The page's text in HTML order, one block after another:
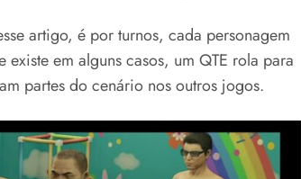
artigo, é por turnos, cada personagem
em alguns casos, um QTE rola para
partes do cenário nos outros jogos.